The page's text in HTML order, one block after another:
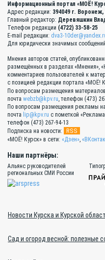
Информационный портал «МОЁ!
Адрес редакции: 394049 г.
Главный редактор: Деревяшкин
Телефон редакции (4722) 33-58-25
E-mail редакции: dva3-
Для юридически значимых
Мнения авторов статей,
размещённых в разделах «Мнения»,
комментариев пользователей к
с позицией редакции портала «МОЁ!
По вопросам размещения
почта webzb@kpv.ru, телефон (473)
По вопросам размещения рекламы
почта lip@kpv.ru с пометкой
телефон (473) 267-94-13
Подписка на новости:
RSS
«МОЁ! Курск» в сети: «Дзен»,
Наши партнёры:
Альянс руководителей
региональных СМИ России
Новости Курска и Курской
Сад и огород весной: полезные